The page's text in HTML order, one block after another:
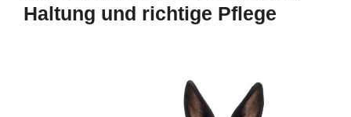
Haltung und richtige Pflege